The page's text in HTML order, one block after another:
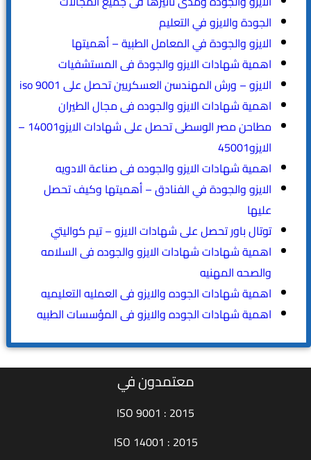
الجودة والايزو في التعليم
الايزو والجودة في المعامل الطبية – أهميتها
اهمية شهادات الايزو والجودة فى المستشفيات
الايزو – ورش المهندسن العسكريين تحصل على iso 9001
اهمية شهادات الايزو والجوده فى مجال الطيران
مطاحن مصر الوسطى تحصل على شهادات الايزو14001 –
الايزو45001
اهمية شهادات الايزو والجوده فى صناعة الادويه
الايزو والجودة في الفنادق – أهميتها وكيف تحصل
عليها
توتال باور تحصل على شهادات الايزو – تيم كواليتي
اهمية شهادات شهادات الايزو والجوده فى السلامه
والصحه المهنيه
اهمية شهادات الجوده والايزو فى العمليه التعليميه
اهمية شهادات الجوده والايزو فى المؤسسات الطبيه
معتمدون في
ISO 9001 : 2015
ISO 14001 : 2015